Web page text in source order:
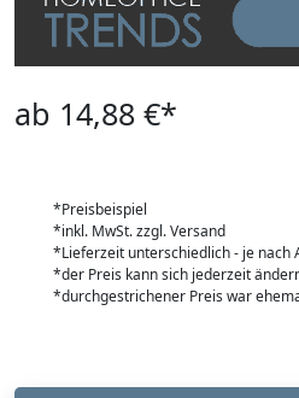
ab 14,88 €*
*Preisbeispiel
*inkl. MwSt. zzgl. Versand
*Lieferzeit unterschiedlich - je nach
*der Preis kann sich jederzeit
*durchgestrichener Preis war